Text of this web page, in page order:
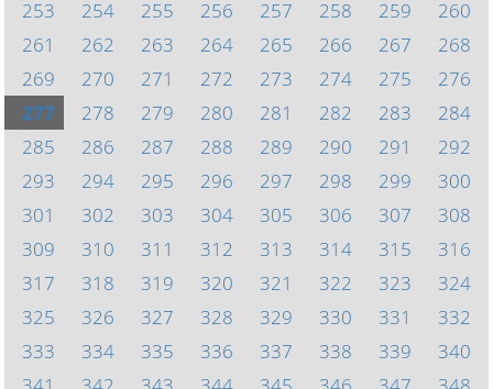
253
254 255 256 257 258 259
260
261
262 263 264 265 266 267
268
269
270 271 272 273 274 275
276
277
278 279 280 281 282 283
284
285
286 287 288 289 290 291
292
293
294 295 296 297 298 299
300
301
302 303 304 305 306 307
308
309
310 311 312 313 314 315
316
317
318 319 320 321 322 323
324
325
326 327 328 329 330 331
332
333
334 335 336 337 338 339
340